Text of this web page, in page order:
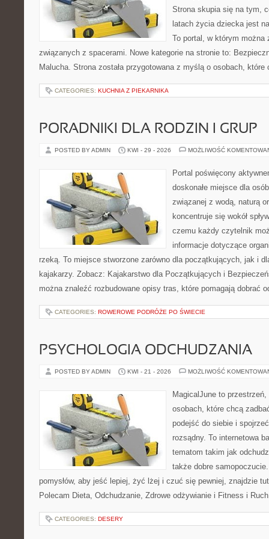
Strona skupia się na tym,
latach życia dziecka jest
To portal, w którym można
związanych z spacerami. Nowe kategorie na stronie to:
Malucha. Strona została przygotowana z myślą o osobach,
CATEGORIES: KUCHNIA Z PIEKARNIKA
PORADNIKI DLA RODZIN I GRUP
POSTED BY ADMIN KWI - 29 - 2026 MOŻLIWOŚĆ
Portal poświęcony
doskonałe miejsce dla
związanej z wodą, naturą
koncentruje się wokół
czemu każdy czytelnik
informacje dotyczące
rzeką. To miejsce stworzone zarówno dla początkujących, jak i
kajakarzy. Zobacz: Kajakarstwo dla Początkujących i
można znaleźć rozbudowane opisy tras, które pomagają dobrać
CATEGORIES: ROWEROWE PODRÓŻE PO ŚWIECIE
PSYCHOLOGIA ODCHUDZANIA
POSTED BY ADMIN KWI - 21 - 2026 MOŻLIWOŚĆ
MagicalJune to
osobach, które chcą
podejść do siebie i
rozsądny. To internetowa
tematom takim jak
także dobre
pomysłów, aby jeść lepiej, żyć lżej i czuć się pewniej, znajdzie
Polecam Dieta, Odchudzanie, Zdrowe odżywianie i Fitness i
CATEGORIES: DESERY